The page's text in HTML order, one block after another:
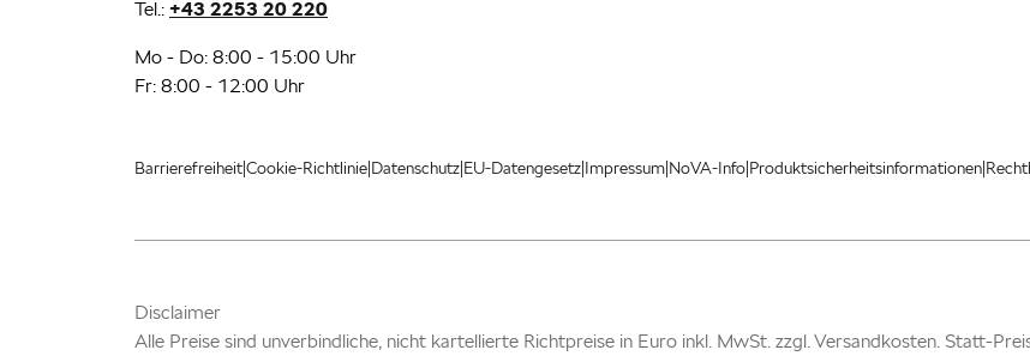
Tel.: +43 2253 20 220
Mo - Do: 8:00 - 15:00 Uhr
Fr: 8:00 - 12:00 Uhr
Barrierefreiheit|Cookie-Richtlinie|Datenschutz|EU-Datengesetz|Impressum|NoVA-Info|Produktsicherheitsinformationen|
Disclaimer
Alle Preise sind unverbindliche, nicht kartellierte Richtpreise in Euro inkl. MwSt. zzgl. Versandkosten. Statt-